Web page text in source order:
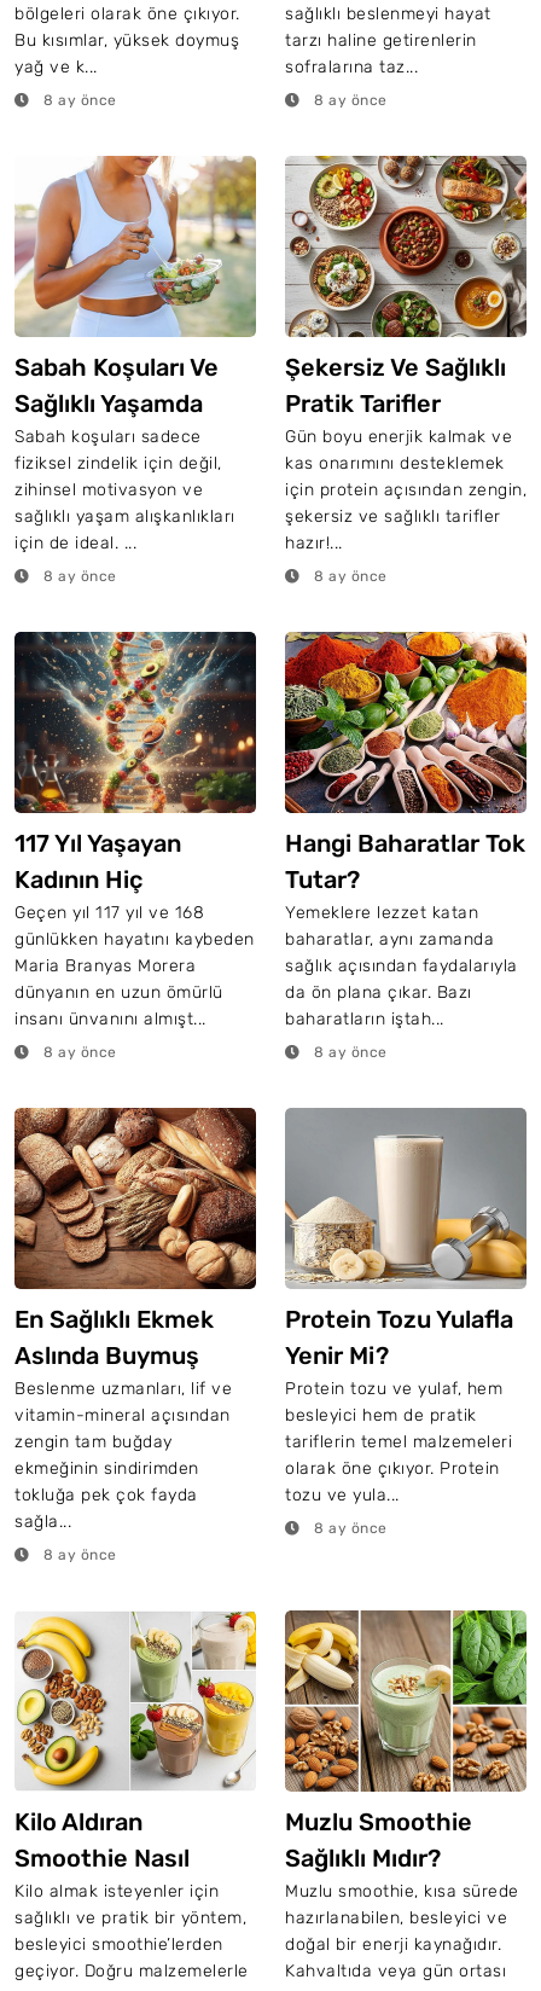
bölgeleri olarak öne çıkıyor.
Bu kısımlar, yüksek doymuş
yağ ve k...
8 ay önce
sağlıklı beslenmeyi hayat
tarzı haline getirenlerin
sofralarına taz...
8 ay önce
Sabah Koşuları Ve
Sağlıklı Yaşamda
Beslenme
Sabah koşuları sadece
fiziksel zindelik için değil,
zihinsel motivasyon ve
sağlıklı yaşam alışkanlıkları
için de ideal. ...
8 ay önce
Şekersiz Ve Sağlıklı
Pratik Tarifler
Gün boyu enerjik kalmak ve
kas onarımını desteklemek
için protein açısından zengin,
şekersiz ve sağlıklı tarifler
hazır!...
8 ay önce
117 Yıl Yaşayan
Kadının Hiç
Vazgeçmeyip Her
Gün Yediği 1 Yiyecek
Geçen yıl 117 yıl ve 168
günlükken hayatını kaybeden
Maria Branyas Morera
dünyanın en uzun ömürlü
insanı ünvanını almışt...
8 ay önce
Hangi Baharatlar Tok
Tutar?
Yemeklere lezzet katan
baharatlar, aynı zamanda
sağlık açısından faydalarıyla
da ön plana çıkar. Bazı
baharatların iştah...
8 ay önce
En Sağlıklı Ekmek
Aslında Buymuş
Beslenme uzmanları, lif ve
vitamin-mineral açısından
zengin tam buğday
ekmeğinin sindirimden
tokluğa pek çok fayda
sağla...
8 ay önce
Protein Tozu Yulafla
Yenir Mi?
Protein tozu ve yulaf, hem
besleyici hem de pratik
tariflerin temel malzemeleri
olarak öne çıkıyor. Protein
tozu ve yula...
8 ay önce
Kilo Aldıran
Smoothie Nasıl
Yapılır?
Kilo almak isteyenler için
sağlıklı ve pratik bir yöntem,
besleyici smoothie’lerden
geçiyor. Doğru malzemelerle
Muzlu Smoothie
Sağlıklı Mıdır?
Muzlu smoothie, kısa sürede
hazırlanabilen, besleyici ve
doğal bir enerji kaynağıdır.
Kahvaltıda veya gün ortası